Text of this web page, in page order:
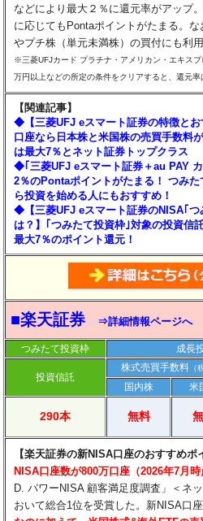
などにより最大２％に還元率がアップ
に応じてもPontaポイントがたまる。
やプチ株（単元未満株）の買付にも利用
※三菱UFJカード プラチナ・アメリカン・エキス
万円以上などの所定の条件をクリアすると、還元率
【関連記事】
◆【三菱UFJ eスマート証券の特徴と
口座なら日本株と米国株の売買手数料
は最大7％とネット証券トップクラス
◆｢三菱UFJ eスマート証券＋au PAY
2％のPontaポイントがたまる！ つみ
ら投資を始める人にもおすすめ！
◆【三菱UFJ eスマート証券のNISA｢つ
は？】｢つみたて投資枠｣対象の投資信
最大7％のポイント還元！
■楽天証券 ⇒詳細情報ページへ
つみたて投資枠
成長
投資信託
株式売買手数料（
国内株
米
290本 無料
【楽天証券の新NISA口座のおすすめポ
NISA口座数が800万口座（2026年7月時
D. パワーNISA 顧客満足度調査」＜ネ
おいて総合1位を受賞した。新NISA口